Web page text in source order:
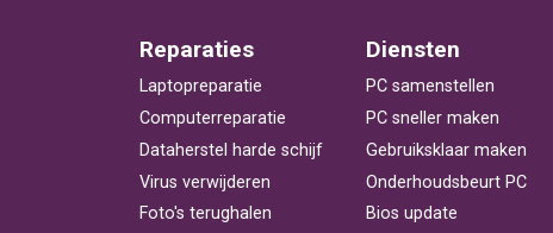
Reparaties
Laptopreparatie
Computerreparatie
Dataherstel harde schijf
Virus verwijderen
Foto's terughalen
Diensten
PC samenstellen
PC sneller maken
Gebruiksklaar maken
Onderhoudsbeurt PC
Bios update